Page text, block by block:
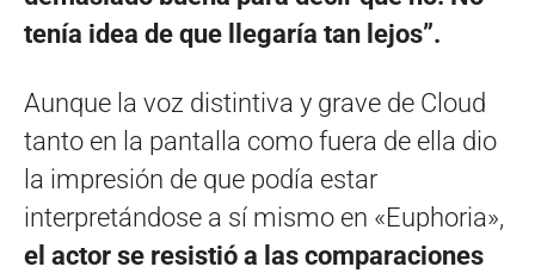
tenía idea de que llegaría tan lejos”.
Aunque la voz distintiva y grave de Cloud
tanto en la pantalla como fuera de ella dio
la impresión de que podía estar
interpretándose a sí mismo en «Euphoria»,
el actor se resistió a las comparaciones